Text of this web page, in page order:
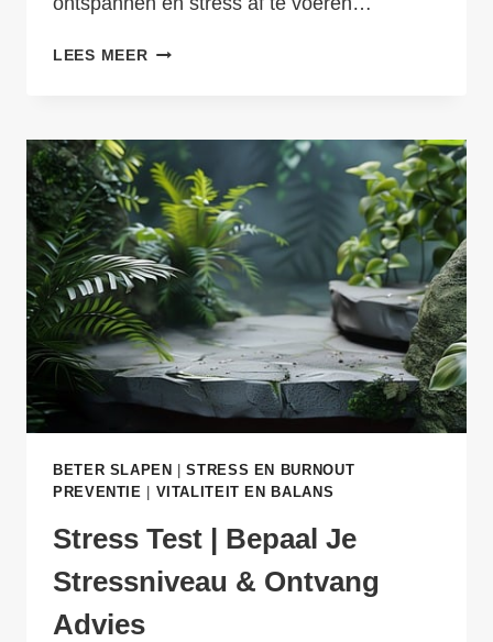
LEES MEERGRATIS
STRESS
EN
VERMOEIDHEID
BETER SLAPEN |STRESS EN BURNOUT
PREVENTIE
VITALITEIT EN BALANS
Stress Test | Bepaal Je
Stressniveau & Ontvang
Advies